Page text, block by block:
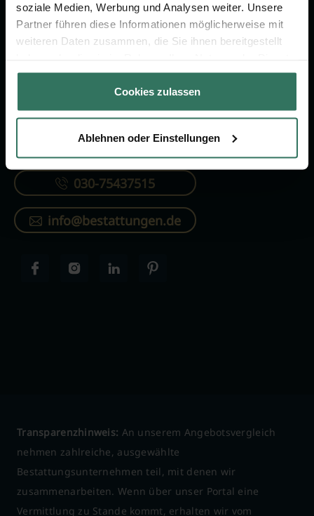
soziale Medien, Werbung und Analysen weiter. Unsere
Partner führen diese Informationen möglicherweise mit
weiteren Daten zusammen, die Sie ihnen bereitgestellt
gesammelt haben.
Cookies zulassen
Ablehnen oder Einstellungen
FÜR SIE
Vergleich
FÜR BESTATTER
Online-Portal
030-75437515
info@bestattungen.de
Transparenzhinweis: An unserem Angebotsvergleich
nehmen zahlreiche, ausgewählte
Bestattungsunternehmen teil, mit denen wir
zusammenarbeiten. Wenn über unser Portal eine
Vermittlung zu Stande kommt, erhalten wir vom